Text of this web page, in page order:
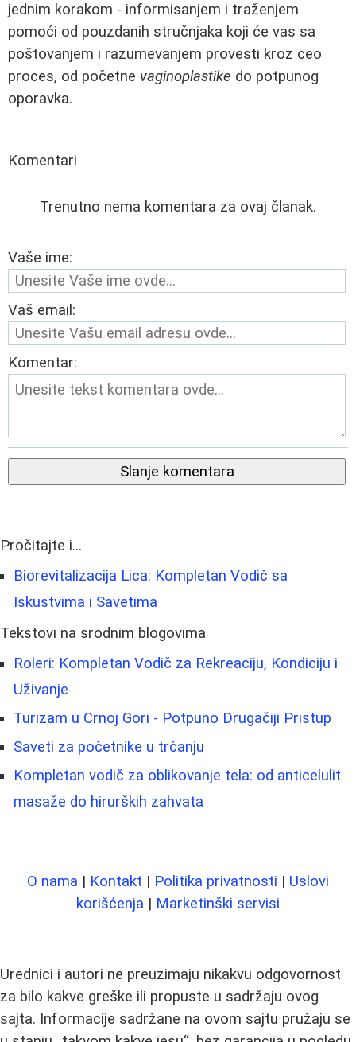
jednim korakom - informisanjem i traženjem
pomoći od pouzdanih stručnjaka koji će vas sa
poštovanjem i razumevanjem provesti kroz ceo
proces, od početne vaginoplastike do potpunog
oporavka.
Komentari
Trenutno nema komentara za ovaj članak.
Vaše ime:
Vaš email:
Komentar:
Slanje komentara
Pročitajte i...
Biorevitalizacija Lica: Kompletan Vodič sa
Iskustvima i Savetima
Tekstovi na srodnim blogovima
Roleri: Kompletan Vodič za Rekreaciju, Kondiciju i
Uživanje
Turizam u Crnoj Gori - Potpuno Drugačiji Pristup
Saveti za početnike u trčanju
Kompletan vodič za oblikovanje tela: od anticelulit
masaže do hirurških zahvata
O nama | Kontakt | Politika privatnosti | Uslovi
korišćenja | Marketinški servisi
Urednici i autori ne preuzimaju nikakvu odgovornost
za bilo kakve greške ili propuste u sadržaju ovog
sajta. Informacije sadržane na ovom sajtu pružaju se